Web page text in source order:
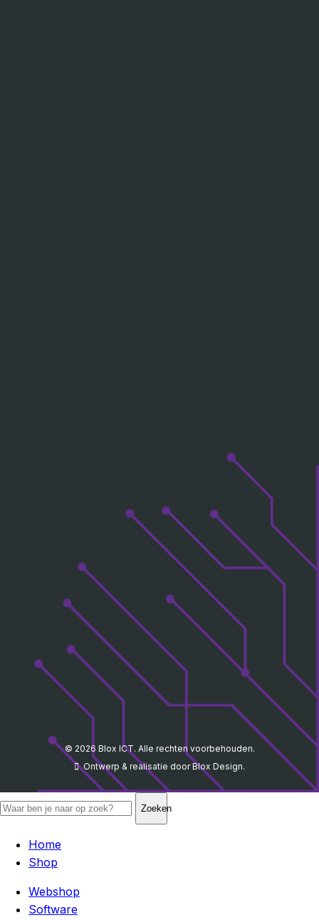
© 2026 Blox ICT. Alle rechten voorbehouden.
Ontwerp & realisatie doorBlox Design.
Zoeken
Home
Shop
Webshop
Software